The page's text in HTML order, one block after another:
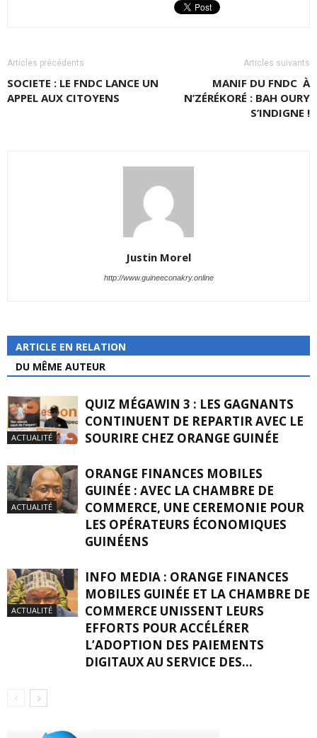
Articles précédents
SOCIETE : LE FNDC LANCE UN
APPEL AUX CITOYENS
Articles suivants
MANIF DU FNDC À
N’ZÉRÉKORÉ : BAH OURY
S’INDIGNE !
Justin Morel
http://www.guineeconakry.online
ARTICLE EN RELATION
DU MÊME AUTEUR
ACTUALITÉ
QUIZ MÉGAWIN 3 : LES GAGNANTS
CONTINUENT DE REPARTIR AVEC LE
SOURIRE CHEZ ORANGE GUINÉE
ACTUALITÉ
ORANGE FINANCES MOBILES
GUINÉE : AVEC LA CHAMBRE DE
COMMERCE, UNE CEREMONIE POUR
LES OPÉRATEURS ÉCONOMIQUES
GUINÉENS
ACTUALITÉ
INFO MEDIA : ORANGE FINANCES
MOBILES GUINÉE ET LA CHAMBRE DE
COMMERCE UNISSENT LEURS
EFFORTS POUR ACCÉLÉRER
L’ADOPTION DES PAIEMENTS
DIGITAUX AU SERVICE DES...